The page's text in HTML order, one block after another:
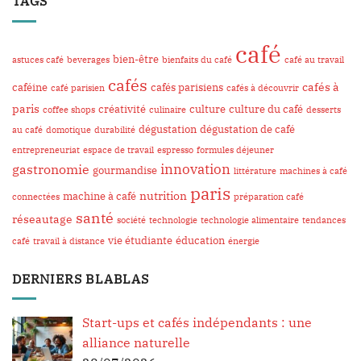
astuces café beverages bien-être bienfaits du café café café au travail
caféine café parisien cafés cafés parisiens cafés à découvrir cafés à
paris coffee shops créativité culinaire culture culture du café desserts
au café domotique durabilité dégustation dégustation de café
entrepreneuriat espace de travail espresso formules déjeuner
gastronomie gourmandise innovation littérature machines à café
connectées machine à café nutrition paris préparation café
réseautage santé société technologie technologie alimentaire tendances
café travail à distance vie étudiante éducation énergie
DERNIERS BLABLAS
Start-ups et cafés indépendants : une
alliance naturelle